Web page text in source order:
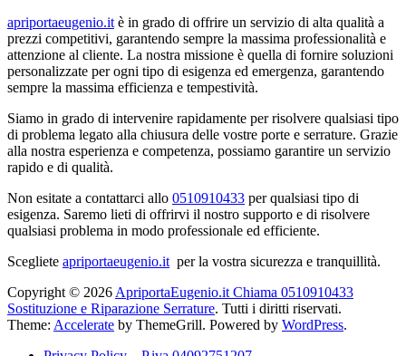
apriportaeugenio.it è in grado di offrire un servizio di alta qualità a
prezzi competitivi, garantendo sempre la massima professionalità e
attenzione al cliente. La nostra missione è quella di fornire soluzioni
personalizzate per ogni tipo di esigenza ed emergenza, garantendo
sempre la massima efficienza e tempestività.
Siamo in grado di intervenire rapidamente per risolvere qualsiasi tipo
di problema legato alla chiusura delle vostre porte e serrature. Grazie
alla nostra esperienza e competenza, possiamo garantire un servizio
rapido e di qualità.
Non esitate a contattarci allo 0510910433 per qualsiasi tipo di
esigenza. Saremo lieti di offrirvi il nostro supporto e di risolvere
qualsiasi problema in modo professionale ed efficiente.
Scegliete apriportaeugenio.it per la vostra sicurezza e tranquillità.
Copyright © 2026 ApriportaEugenio.it Chiama 0510910433
Sostituzione e Riparazione Serrature. Tutti i diritti riservati.
Theme: Accelerate by ThemeGrill. Powered by WordPress.